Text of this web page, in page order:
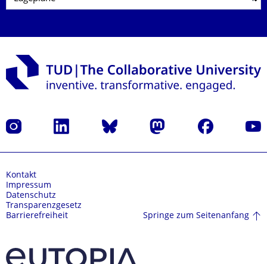
Instagram LinkedIn Bluesky Mastodon Facebook
Kontakt
Impressum
Datenschutz
Transparenzgesetz
Barrierefreiheit
Springe zum Seitenanfang